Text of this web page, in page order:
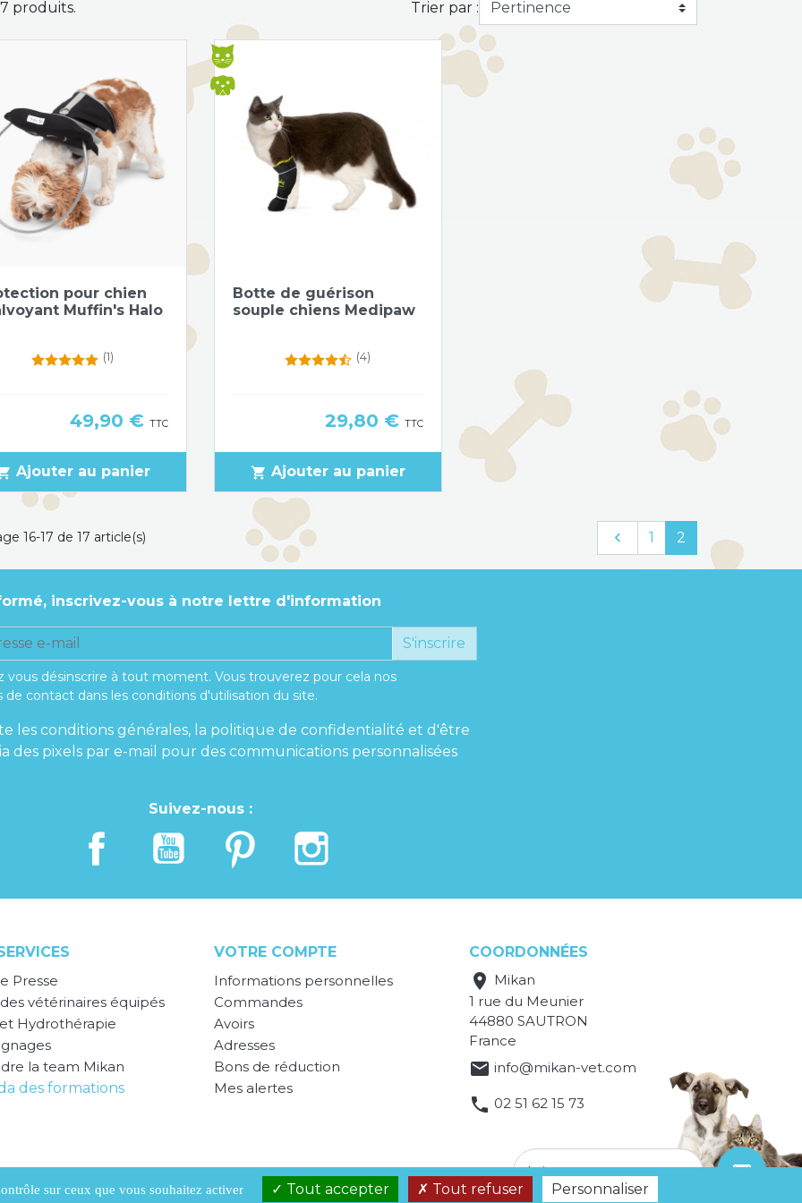
Laissez-nous un message email
produits. Trier par :
Aperçu rapide
pour chien
Muffin's Halo
(1)
Prix
49,90 € TTC
Ajouter au panier
Aperçu rapide
Botte de guérison
souple chiens Medipaw
(4)
Prix
29,80 € TTC
shopping_cart Ajouter au panier
16-17 de 17 article(s) Précédent
 1 2
inscrivez-vous à notre lettre d'information
S'inscrire
vous désinscrire à tout moment. Vous trouverez pour cela nos
de contact dans les conditions d'utilisation du site.
les conditions générales, la politique de confidentialité et d'être
des pixels par e-mail pour des communications personnalisées
Suivez-nous :
Presse
vétérinaires équipés
Hydrothérapie
la team Mikan
des formations
VOTRE COMPTE
Informations personnelles
Commandes
Avoirs
Adresses
Bons de réduction
Mes alertes
COORDONNÉES
 Mikan
1 rue du Meunier
44880 SAUTRON
France
 info@mikan-vet.com
 02 51 62 15 73
sur ceux que vous souhaitez activer Tout accepter Tout refuser Personnaliser